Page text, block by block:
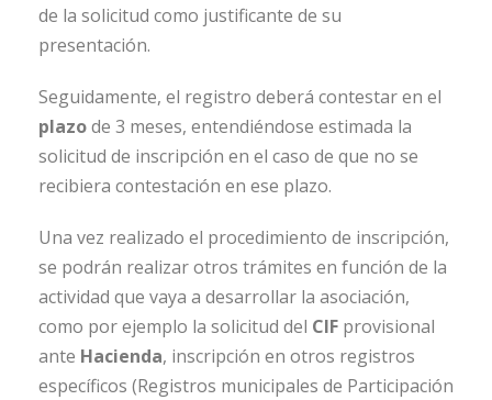
de la solicitud como justificante de su
presentación.
Seguidamente, el registro deberá contestar en el
plazode 3 meses, entendiéndose estimada la
solicitud de inscripción en el caso de que no se
recibiera contestación en ese plazo.
Una vez realizado el procedimiento de inscripción,
se podrán realizar otros trámites en función de la
actividad que vaya a desarrollar la asociación,
como por ejemplo la solicitud del CIF provisional
ante Hacienda, inscripción en otros registros
específicos (Registros municipales de Participación